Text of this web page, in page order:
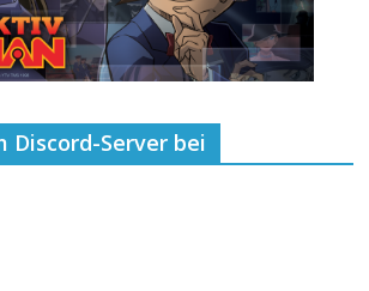
Discord-Server bei